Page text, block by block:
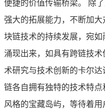
便捷的价值传输桥梁。 除
强大的拓展能力，不断加
块链技术的持续发展，宛
涌现出来，如具有跨链技术
术研究与技术创新的卡尔达
链各自拥有独特的技术特
风格的宝藏岛屿，等待着用